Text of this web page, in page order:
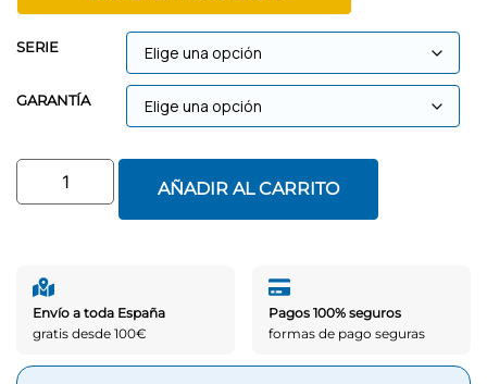
SERIE
GARANTÍA
AÑADIR AL CARRITO
Envío a toda España
gratis desde 100€
Pagos 100% seguros
formas de pago seguras